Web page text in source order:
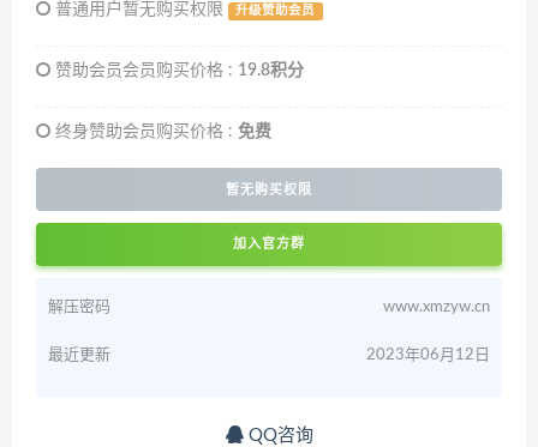
普通用户暂无购买权限 升级赞助会员
赞助会员会员购买价格 : 19.8积分
终身赞助会员购买价格 : 免费
暂无购买权限
加入官方群
解压密码 www.xmzyw.cn
最近更新 2023年06月12日
QQ咨询